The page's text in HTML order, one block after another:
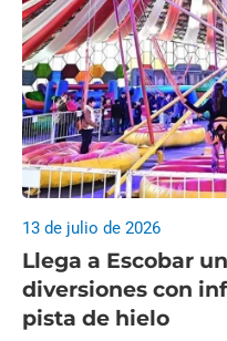
Llega a Escobar
diversiones con
pista de hielo
13 de julio de 2026